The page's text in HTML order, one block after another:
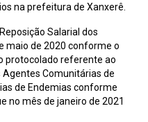
na prefeitura de Xanxerê.
Salarial dos
maio de 2020 conforme o
protocolado referente ao
Comunitárias de
de Endemias conforme
no mês de janeiro de 2021